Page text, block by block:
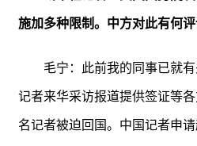
施加多种限制。中方对此有何评
毛宁：此前我的同事已就
记者来华采访报道提供签证等
名记者被迫回国。中国记者申